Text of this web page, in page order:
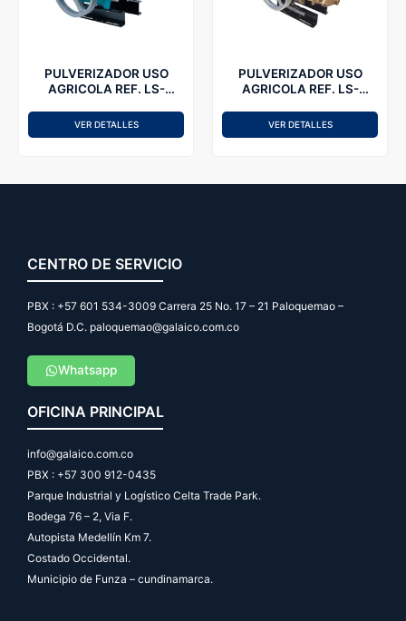
PULVERIZADOR USO
AGRICOLA REF. LS-
VER DETALLES
PULVERIZADOR USO
AGRICOLA REF. LS-
VER DETALLES
CENTRO DE SERVICIO
PBX : +57 601 534-3009 Carrera 25 No. 17 – 21 Paloquemao –
Bogotá D.C. paloquemao@galaico.com.co
Whatsapp
OFICINA PRINCIPAL
info@galaico.com.co
PBX : +57 300 912-0435
Parque Industrial y Logístico Celta Trade Park.
Bodega 76 – 2, Via F.
Autopista Medellín Km 7.
Costado Occidental.
Municipio de Funza – cundinamarca.